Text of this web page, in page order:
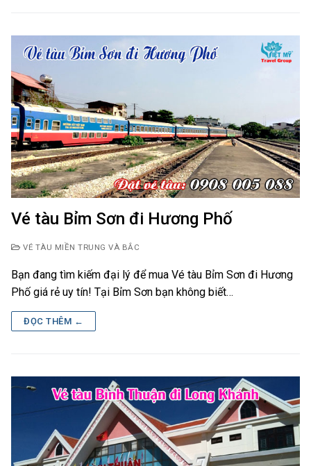
Vé tàu Bỉm Sơn đi Hương Phố
VÉ TÀU MIỀN TRUNG VÀ BẮC
Bạn đang tìm kiếm đại lý để mua Vé tàu Bỉm Sơn đi Hương
Phố giá rẻ uy tín! Tại Bỉm Sơn bạn không biết…
ĐỌC THÊM ←